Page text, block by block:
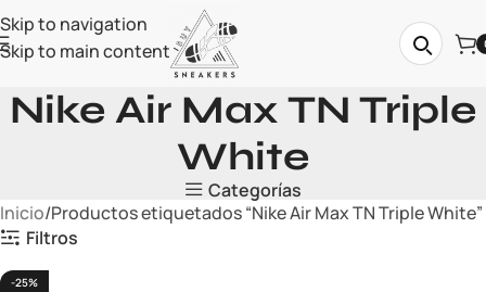
Skip to navigation
Skip to main content
Nike Air Max TN Triple
White
Categorías
Inicio Productos etiquetados “Nike Air Max TN Triple White”
Filtros
-25%